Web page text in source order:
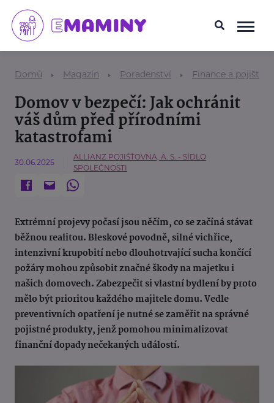
Domů Magazín Poradenství Finance a pojištění
Domov v bezpečí: Jak ochránit
váš dům před přírodními
katastrofami
30.06.2025
ALLIANZ POJIŠŤOVNA, A. S. - SÍDLO
SPOLEČNOSTI
Extrémní projevy počasí jsou něčím, co se začíná stávat
běžnou realitou. Bleskové povodně, silné vichřice,
intenzivní krupobití nebo dlouhotrvající sucha končící
požáry mohou způsobit značné škody na majetku i
našich domovech. Zabezpečit si vlastní bydlení by proto
mělo být prioritou každého majitele domu. Vedle
preventivních opatření je nutné se zaměřit na správné
pojistné produkty, jenž pomohou minimalizovat
finanční dopady nečekaných událostí.